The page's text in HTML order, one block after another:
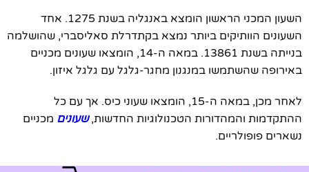
השעון המכני הראשון הומצא באנגליה בשנת 1275. אחד
השעונים הוותיקים ביותר נמצא בקתדרלת סאליסברי, שהושלמה
בנייתה בשנת 13861. במאה ה-14, הומצאו שעונים מכניים
באירופה שהשתמשו במנגנון מחגר-גלגל עם גלגל איזון.
לאחר מכן, במאה ה-15, הומצאו שעוני כיס. אך עם כל
ההתקדמות והמהדורות הטכנולוגיות החדשות,שעונים מכניים
נשארים פופולריים.